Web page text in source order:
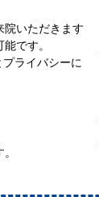
いただきます
です。
ライバシーに